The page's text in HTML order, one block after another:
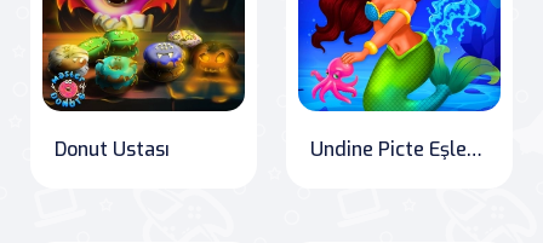
Donut Ustası Undine Picte Eşleştir